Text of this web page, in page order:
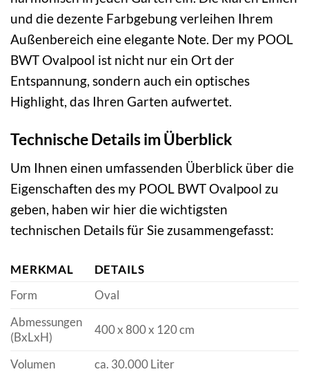
und die dezente Farbgebung verleihen Ihrem
Außenbereich eine elegante Note. Der my POOL
BWT Ovalpool ist nicht nur ein Ort der
Entspannung, sondern auch ein optisches
Highlight, das Ihren Garten aufwertet.
Technische Details im Überblick
Um Ihnen einen umfassenden Überblick über die
Eigenschaften des my POOL BWT Ovalpool zu
geben, haben wir hier die wichtigsten
technischen Details für Sie zusammengefasst:
MERKMAL
DETAILS
Form
Oval
Abmessungen
(BxLxH)
400 x 800 x 120 cm
Volumen
ca. 30.000 Liter